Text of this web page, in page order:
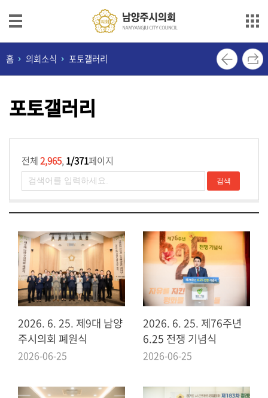
본문으로 바로가기
메인메뉴 바로가기
의
회
내
소
개
의
정
활
동
의
회
소
식
회
의
홈 의회소식 포토갤러리
포토갤러리
전체2,965, 1/371페이지
2026. 6. 25. 제9대 남양
주시의회 폐원식
2026-06-25
2026. 6. 25. 제76주년
6.25 전쟁 기념식
2026-06-25